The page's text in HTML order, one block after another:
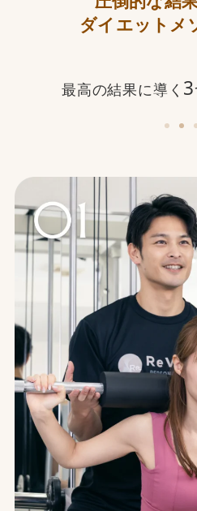
ダイエットメ
最高の結果に導く 3